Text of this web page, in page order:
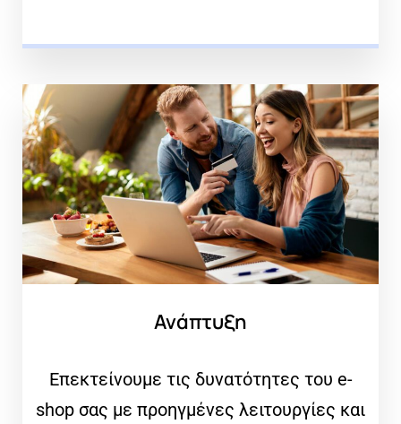
Ανάπτυξη
Επεκτείνουμε τις δυνατότητες του e-
shop σας με προηγμένες λειτουργίες και